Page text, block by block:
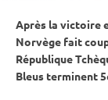
Après la victoire
Norvège fait
République
Bleus terminent